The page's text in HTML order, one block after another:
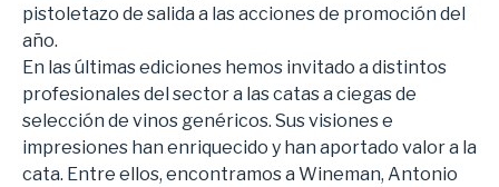
pistoletazo de salida a las acciones de promoción del
año.
En las últimas ediciones hemos invitado a distintos
profesionales del sector a las catas a ciegas de
selección de vinos genéricos. Sus visiones e
impresiones han enriquecido y han aportado valor a la
cata. Entre ellos, encontramos a Wineman, Antonio